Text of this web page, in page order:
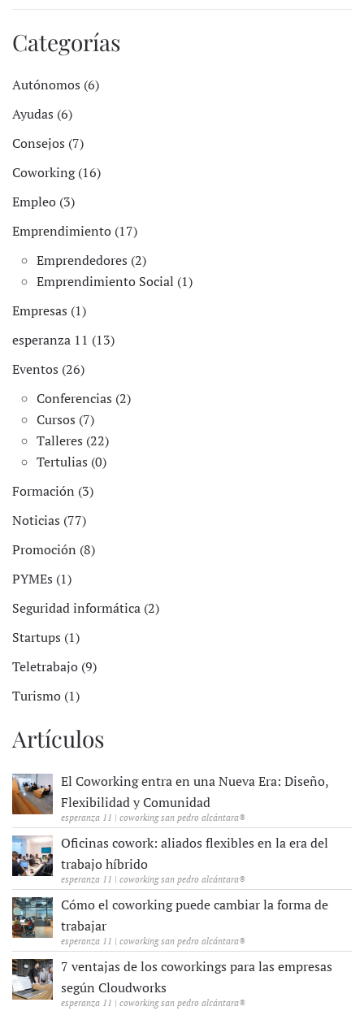
Categorías
Autónomos (6)
Ayudas (6)
Consejos (7)
Coworking (16)
Empleo (3)
Emprendimiento (17)
Emprendedores (2)
Emprendimiento Social (1)
Empresas (1)
esperanza 11 (13)
Eventos (26)
Conferencias (2)
Cursos (7)
Talleres (22)
Tertulias (0)
Formación (3)
Noticias (77)
Promoción (8)
PYMEs (1)
Seguridad informática (2)
Startups (1)
Teletrabajo (9)
Turismo (1)
Artículos
El Coworking entra en una Nueva Era: Diseño,
Flexibilidad y Comunidad
esperanza 11 | coworking san pedro alcántara®
Oficinas cowork: aliados flexibles en la era del
trabajo híbrido
esperanza 11 | coworking san pedro alcántara®
Cómo el coworking puede cambiar la forma de
trabajar
esperanza 11 | coworking san pedro alcántara®
7 ventajas de los coworkings para las empresas
según Cloudworks
esperanza 11 | coworking san pedro alcántara®